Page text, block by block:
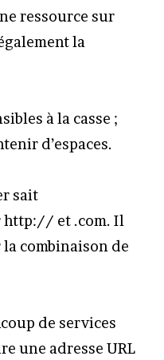
ressource sur
la
à la casse ;
d’espaces.
sait
http:// et .com. Il
combinaison de
de services
une adresse URL